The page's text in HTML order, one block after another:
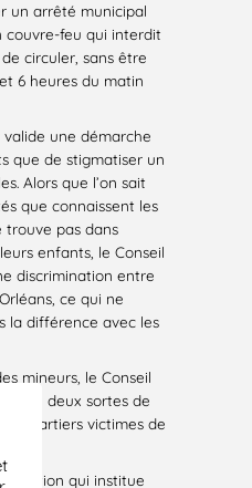
un arrêté municipal
couvre-feu qui interdit
circuler, sans être
6 heures du matin
valide une démarche
que de stigmatiser un
Alors que l’on sait
que connaissent les
trouve pas dans
enfants, le Conseil
discrimination entre
ce qui ne
la différence avec les
mineurs, le Conseil
bien deux sortes de
quartiers victimes de
qui institue